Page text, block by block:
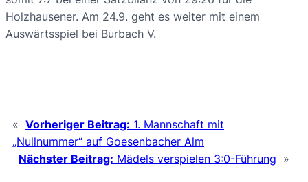
Holzhausener. Am 24.9. geht es weiter mit einem
Auswärtsspiel bei Burbach V.
« Vorheriger Beitrag: 1. Mannschaft mit
„Nullnummer“ auf Goesenbacher Alm
Nächster Beitrag: Mädels verspielen 3:0-Führung »